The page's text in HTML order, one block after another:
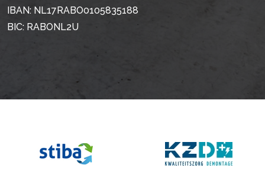
IBAN: NL17RABO0105835188
BIC: RABONL2U